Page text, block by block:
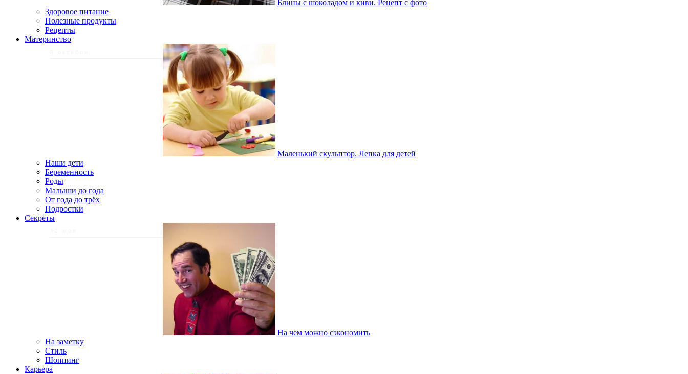
Блины с шоколадом и киви. Рецепт с фото
Здоровое питание
Полезные продукты
Рецепты
Материнство
Маленький скульптор. Лепка для детей
Наши дети
Беременность
Роды
Малыши до года
От года до трёх
Подростки
Секреты
На чем можно сэкономить
На заметку
Стиль
Шоппинг
Карьера